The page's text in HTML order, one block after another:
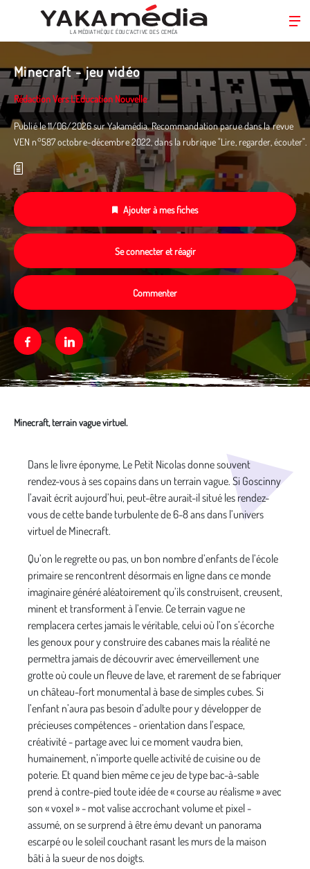
au
contenu
principal
LA MÉDIATHÈQUE ÉDUC’ACTIVE DES CEMÉA
Minecraft - jeu vidéo
Rédaction Vers L'Education Nouvelle
Publié le 11/06/2026 sur Yakamédia. Recommandation parue dans la revue
VEN n°587 octobre-décembre 2022, dans la rubrique "Lire, regarder, écouter".
Ajouter à mes fiches
Se connecter et réagir
Commenter
FacebookLinkedin
Minecraft, terrain vague virtuel.
Dans le livre éponyme, Le Petit Nicolas donne souvent
rendez-vous à ses copains dans un terrain vague. Si Goscinny
l’avait écrit aujourd’hui, peut-être aurait-il situé les rendez-
vous de cette bande turbulente de 6-8 ans dans l’univers
virtuel de Minecraft.
Qu’on le regrette ou pas, un bon nombre d’enfants de l’école
primaire se rencontrent désormais en ligne dans ce monde
imaginaire généré aléatoirement qu’ils construisent, creusent,
minent et transforment à l’envie. Ce terrain vague ne
remplacera certes jamais le véritable, celui où l’on s’écorche
les genoux pour y construire des cabanes mais la réalité ne
permettra jamais de découvrir avec émerveillement une
grotte où coule un fleuve de lave, et rarement de se fabriquer
un château-fort monumental à base de simples cubes. Si
l’enfant n’aura pas besoin d’adulte pour y développer de
précieuses compétences - orientation dans l’espace,
créativité - partage avec lui ce moment vaudra bien,
humainement, n’importe quelle activité de cuisine ou de
poterie. Et quand bien même ce jeu de type bac-à-sable
prend à contre-pied toute idée de « course au réalisme » avec
son « voxel » - mot valise accrochant volume et pixel -
assumé, on se surprend à être ému devant un panorama
escarpé ou le soleil couchant rasant les murs de la maison
bâti à la sueur de nos doigts.